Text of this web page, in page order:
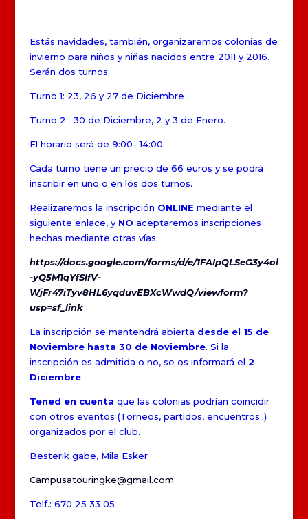
Estás navidades, también, organizaremos colonias de
invierno para niños y niñas nacidos entre 2011 y 2016.
Serán dos turnos:
Turno 1: 23, 26 y 27 de Diciembre
Turno 2: 30 de Diciembre, 2 y 3 de Enero.
El horario será de 9:00- 14:00.
Cada turno tiene un precio de 66 euros y se podrá
inscribir en uno o en los dos turnos.
Realizaremos la inscripción ONLINE mediante el
siguiente enlace, y NO aceptaremos inscripciones
hechas mediante otras vías.
https://docs.google.com/forms/d/e/1FAIpQLSeG3y4ol
-yQ5M1qYfSlfV-
WjFr47iTyv8HL6yqduvEBXcWwdQ/viewform?
usp=sf_link
La inscripción se mantendrá abierta desde el 15 de
Noviembre hasta 30 de Noviembre. Si la
inscripción es admitida o no, se os informará el 2
Diciembre.
Tened en cuenta que las colonias podrían coincidir
con otros eventos (Torneos, partidos, encuentros..)
organizados por el club.
Besterik gabe, Mila Esker
Campusatouringke@gmail.com
Telf.: 670 25 33 05